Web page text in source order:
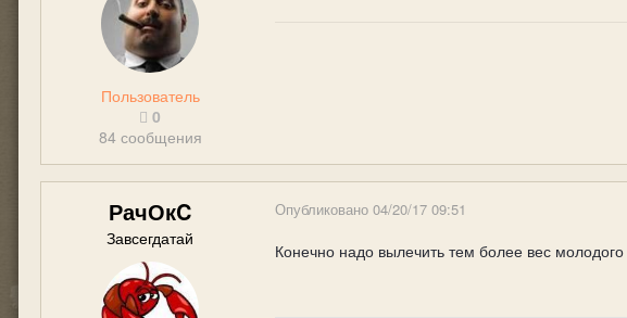
Пользователь
0
84 сообщения
РачОкC
Завсегдатай
Опубликовано 04/20/17 09:51
Конечно надо вылечить тем более вес